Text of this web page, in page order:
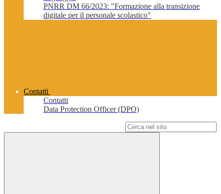
PNRR DM 66/2023: "Formazione alla transizione
digitale per il personale scolastico"
Contatti
Contatti
Data Protection Officer (DPO)